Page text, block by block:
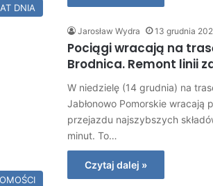
DNIA
Jarosław Wydra 13 grudnia
Pociągi wracają na
Brodnica. Remont linii
W niedzielę (14 grudnia) na
Jabłonowo Pomorskie wracają
przejazdu najszybszych
minut. To…
Czytaj dalej »